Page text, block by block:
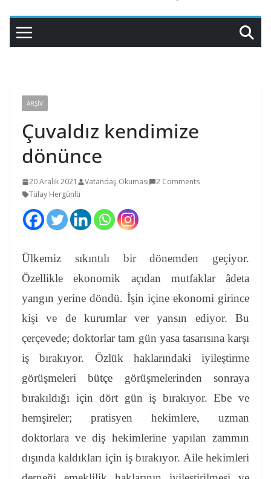
ARŞIV
Çuvaldız kendimize
dönünce
20 Aralık 2021 Vatandaş Okuması
2 Comments
Tülay Hergünlü
Ülkemiz sıkıntılı bir dönemden geçiyor.
Özellikle ekonomik açıdan mutfaklar âdeta
yangın yerine döndü. İşin içine ekonomi girince
kişi ve de kurumlar ver yansın ediyor. Bu
çerçevede; doktorlar tam gün yasa tasarısına karşı
iş bırakıyor. Özlük haklarındaki iyileştirme
görüşmeleri bütçe görüşmelerinden sonraya
bırakıldığı için dört gün iş bırakıyor. Ebe ve
hemşireler; pratisyen hekimlere, uzman
doktorlara ve diş hekimlerine yapılan zammın
dışında kaldıkları için iş bırakıyor. Aile hekimleri